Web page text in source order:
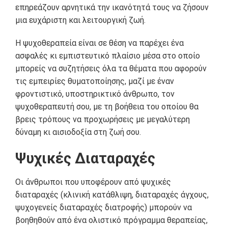
επηρεάζουν αρνητικά την ικανότητά τους να ζήσουν
μια ευχάριστη και λειτουργική ζωή.
Η ψυχοθεραπεία είναι σε θέση να παρέχει ένα
ασφαλές κι εμπιστευτικό πλαίσιο μέσα στο οποίο
μπορείς να συζητήσεις όλα τα θέματα που αφορούν
τις εμπειρίες θυματοποίησης, μαζί με έναν
φροντιστικό, υποστηρικτικό άνθρωπο, τον
ψυχοθεραπευτή σου, με τη βοήθεια του οποίου θα
βρεις τρόπους να προχωρήσεις με μεγαλύτερη
δύναμη κι αισιοδοξία στη ζωή σου.
Ψυχικές Διαταραχές
Οι άνθρωποι που υποφέρουν από ψυχικές
διαταραχές (κλινική κατάθλιψη, διαταραχές άγχους,
ψυχογενείς διαταραχές διατροφής) μπορούν να
βοηθηθούν από ένα ολιστικό πρόγραμμα θεραπείας,